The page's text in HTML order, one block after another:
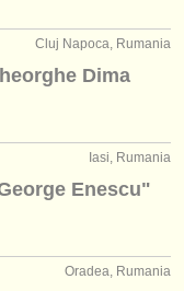
Cluj Napoca, Rumania
Dima
Iasi, Rumania
Enescu"
Oradea, Rumania